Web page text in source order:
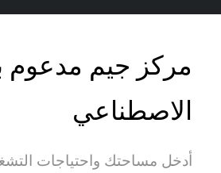
مركز جيم مدعوم
الاصطناعي
أدخل مساحتك واحتياجات